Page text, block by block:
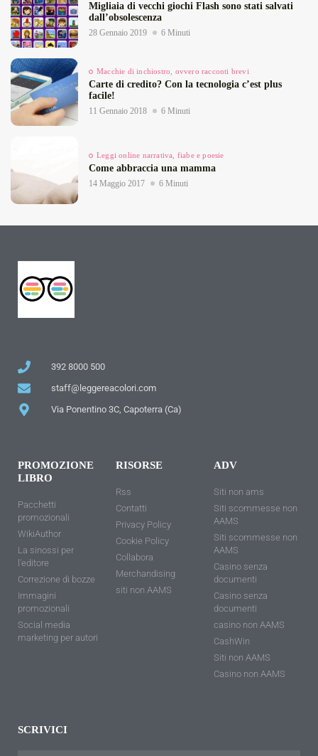
Migliaia di vecchi giochi Flash sono stati salvati
dall’obsolescenza
28 Gennaio 2019 6 Minuti
Macchie di inchiostro, ovvero racconti brevi
Carte di credito? Con la tecnologia c’est plus
facile!
11 Gennaio 2018 6 Minuti
Leggi online narrativa, fiabe e poesie
Come abbraccia una mamma
14 Maggio 2017 6 Minuti
392 8000 500
staff@leggereacolori.com
Via Ponentino 3C, Capoterra (Ca)
PROMOZIONE
LIBRO
Pacchetti
promozionali
WikiAuthor
La sinossi per
l'editore
Correzione di bozze
Immagini
promozionali
Social media
marketing per autori
RISORSE
Rss
Contatti
Privacy Policy
Cookie Policy
Collabora
Merchandising
siti non AAMS
ADV
Siti non ams
Siti scommesse non
AAMS
Siti scommesse non
AAMS
Casino senza
documenti
Casino senza
documenti
casino non AAMS
CashWin
Siti non AAMS
Casino non AAMS
SCRIVICI